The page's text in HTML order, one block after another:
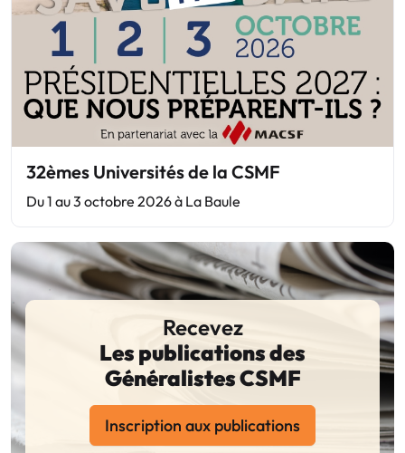
32èmes Universités de la CSMF
Du 1 au 3 octobre 2026 à La Baule
Recevez
Les publications des
Généralistes CSMF
Inscription aux publications